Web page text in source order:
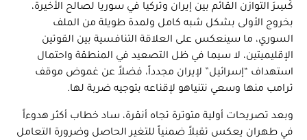
كُسِرَ التوازن القائم بين إيران وتركيا في سوريا لصالح الأخيرة،
بخروج الأولى بشكل شبه كامل ولمدة طويلة من الملف
السوري، ما سينعكس على العلاقة التنافسية بين القوتين
الإقليميتين، لا سيما في ظل التصعيد في المنطقة واحتمال
استهداف “إسرائيل” لإيران مجدداً، فضلاً عن غموض موقف
ترامب منها وسعي نتنياهو لإقناعه بتوجيه ضربة لها.
وبعد تصريحات أولية متوترة تجاه أنقرة، ساد خطاب أكثر هدوءاً
في طهران يعكس تقبلاً ضمنياً للتغير الحاصل وضرورة التعامل